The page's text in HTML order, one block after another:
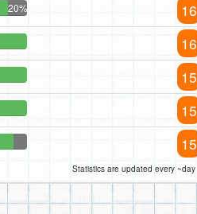
20% 16
16
15
15
15
Statistics are updated every ~day